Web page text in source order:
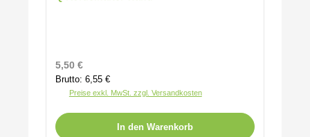
Regulärer Preis:
5,50 €
Brutto: 6,55 €
Preise exkl. MwSt. zzgl. Versandkosten
In den Warenkorb